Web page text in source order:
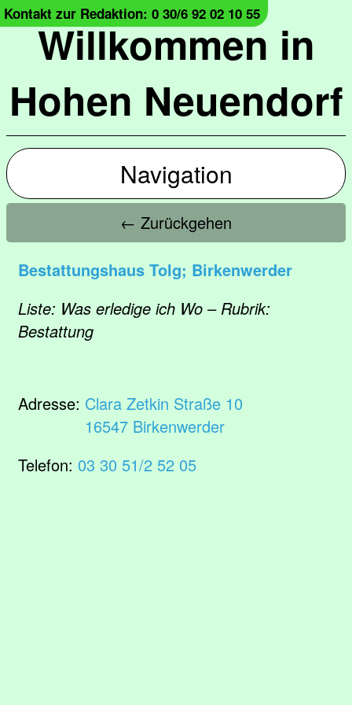
Willkommen in
Hohen Neuendorf
Kontakt zur Redaktion: 0 30/6 92 02 10 55
Navigation
← Zurückgehen
Bestattungshaus Tolg; Birkenwerder
Liste: Was erledige ich Wo – Rubrik:
Bestattung
Adresse: Clara Zetkin Straße 10
16547 Birkenwerder
Telefon: 03 30 51/2 52 05